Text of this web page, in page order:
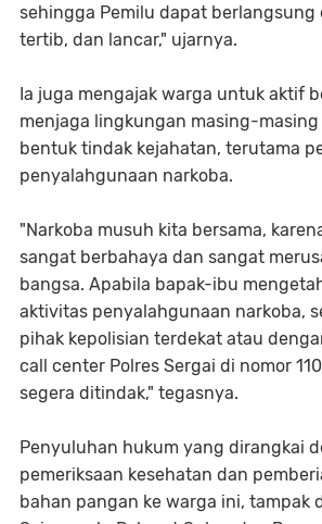
sehingga Pemilu dapat berlangsung
tertib, dan lancar," ujarnya.
Ia juga mengajak warga untuk aktif
menjaga lingkungan masing-masing
bentuk tindak kejahatan, terutama
penyalahgunaan narkoba.
"Narkoba musuh kita bersama,
sangat berbahaya dan sangat
bangsa. Apabila bapak-ibu
aktivitas penyalahgunaan narkoba,
pihak kepolisian terdekat atau
call center Polres Sergai di nomor
segera ditindak," tegasnya.
Penyuluhan hukum yang dirangkai
pemeriksaan kesehatan dan
bahan pangan ke warga ini, tampak